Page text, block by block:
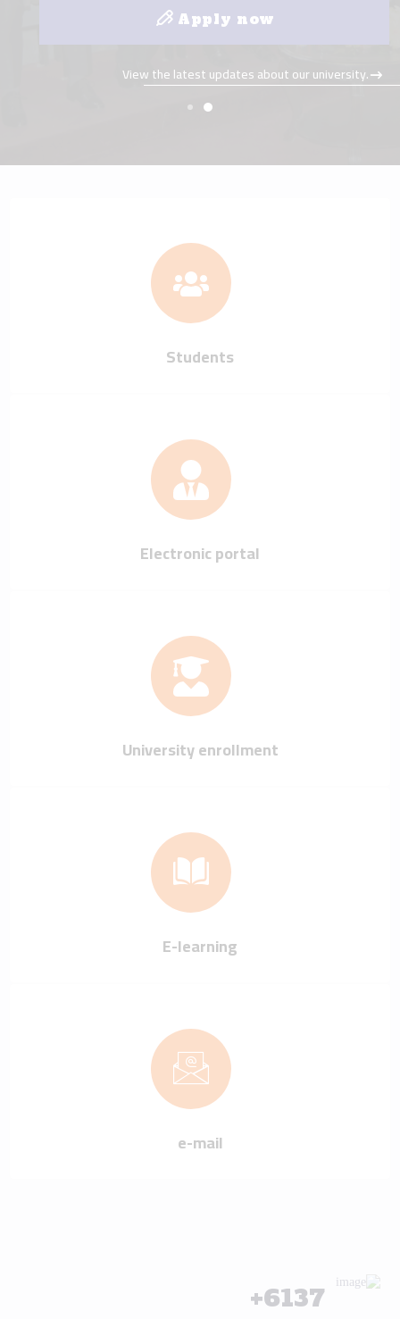
Apply now
View the latest updates about our university.
Students
Electronic portal
University enrollment
E-learning
e-mail
6137
+